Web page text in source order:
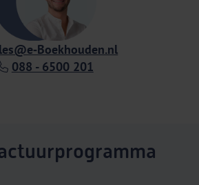
088 - 6500 201